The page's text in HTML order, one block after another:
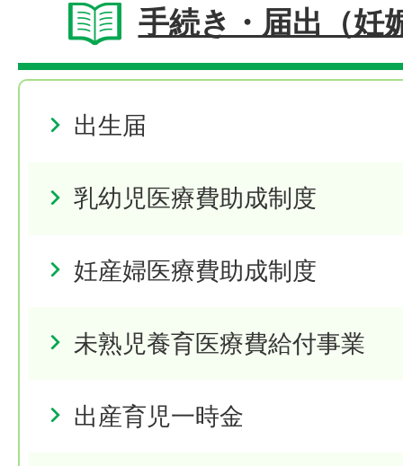
手続き・届出（妊
出生届
乳幼児医療費助成制度
妊産婦医療費助成制度
未熟児養育医療費給付事業
出産育児一時金